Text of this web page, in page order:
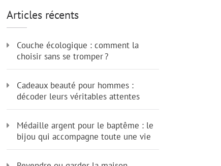
Articles récents
Couche écologique : comment la
choisir sans se tromper ?
Cadeaux beauté pour hommes :
décoder leurs véritables attentes
Médaille argent pour le baptême : le
bijou qui accompagne toute une vie